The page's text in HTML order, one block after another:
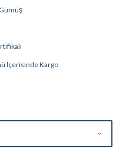
İçerisinde Kargo